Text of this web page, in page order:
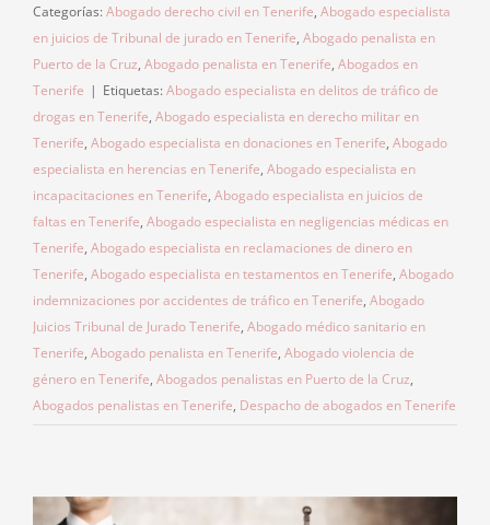
Categorías: Abogado derecho civil en Tenerife, Abogado especialista
en juicios de Tribunal de jurado en Tenerife, Abogado penalista en
Puerto de la Cruz, Abogado penalista en Tenerife, Abogados en
Tenerife | Etiquetas: Abogado especialista en delitos de tráfico de
drogas en Tenerife, Abogado especialista en derecho militar en
Tenerife, Abogado especialista en donaciones en Tenerife, Abogado
especialista en herencias en Tenerife, Abogado especialista en
incapacitaciones en Tenerife, Abogado especialista en juicios de
faltas en Tenerife, Abogado especialista en negligencias médicas en
Tenerife, Abogado especialista en reclamaciones de dinero en
Tenerife, Abogado especialista en testamentos en Tenerife, Abogado
indemnizaciones por accidentes de tráfico en Tenerife, Abogado
Juicios Tribunal de Jurado Tenerife, Abogado médico sanitario en
Tenerife, Abogado penalista en Tenerife, Abogado violencia de
género en Tenerife, Abogados penalistas en Puerto de la Cruz,
Abogados penalistas en Tenerife, Despacho de abogados en Tenerife